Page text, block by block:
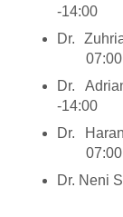
-14:00
Dr.
Dr.
-14:00
Dr.
Dr. Neni